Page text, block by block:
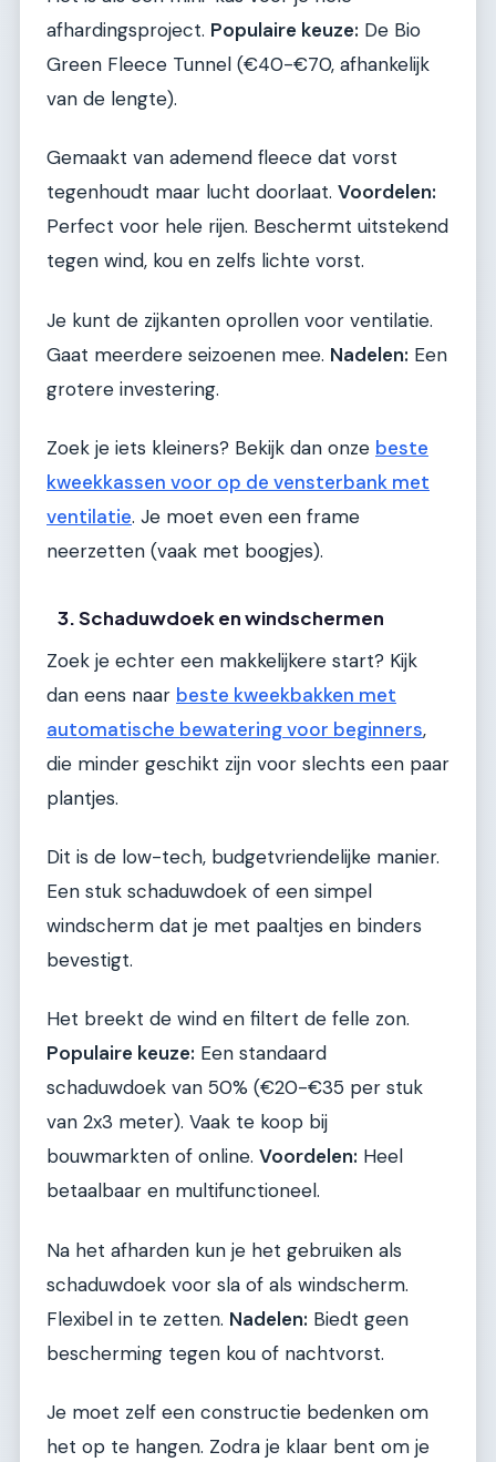
afhardingsproject. Populaire keuze: De Bio
Green Fleece Tunnel (€40-€70, afhankelijk
van de lengte).
Gemaakt van ademend fleece dat vorst
tegenhoudt maar lucht doorlaat. Voordelen:
Perfect voor hele rijen. Beschermt uitstekend
tegen wind, kou en zelfs lichte vorst.
Je kunt de zijkanten oprollen voor ventilatie.
Gaat meerdere seizoenen mee. Nadelen: Een
grotere investering.
Zoek je iets kleiners? Bekijk dan onze beste
kweekkassen voor op de vensterbank met
ventilatie. Je moet even een frame
neerzetten (vaak met boogjes).
3. Schaduwdoek en windschermen
Zoek je echter een makkelijkere start? Kijk
dan eens naar beste kweekbakken met
automatische bewatering voor beginners,
die minder geschikt zijn voor slechts een paar
plantjes.
Dit is de low-tech, budgetvriendelijke manier.
Een stuk schaduwdoek of een simpel
windscherm dat je met paaltjes en binders
bevestigt.
Het breekt de wind en filtert de felle zon.
Populaire keuze: Een standaard
schaduwdoek van 50% (€20-€35 per stuk
van 2x3 meter). Vaak te koop bij
bouwmarkten of online. Voordelen: Heel
betaalbaar en multifunctioneel.
Na het afharden kun je het gebruiken als
schaduwdoek voor sla of als windscherm.
Flexibel in te zetten. Nadelen: Biedt geen
bescherming tegen kou of nachtvorst.
Je moet zelf een constructie bedenken om
het op te hangen. Zodra je klaar bent om je